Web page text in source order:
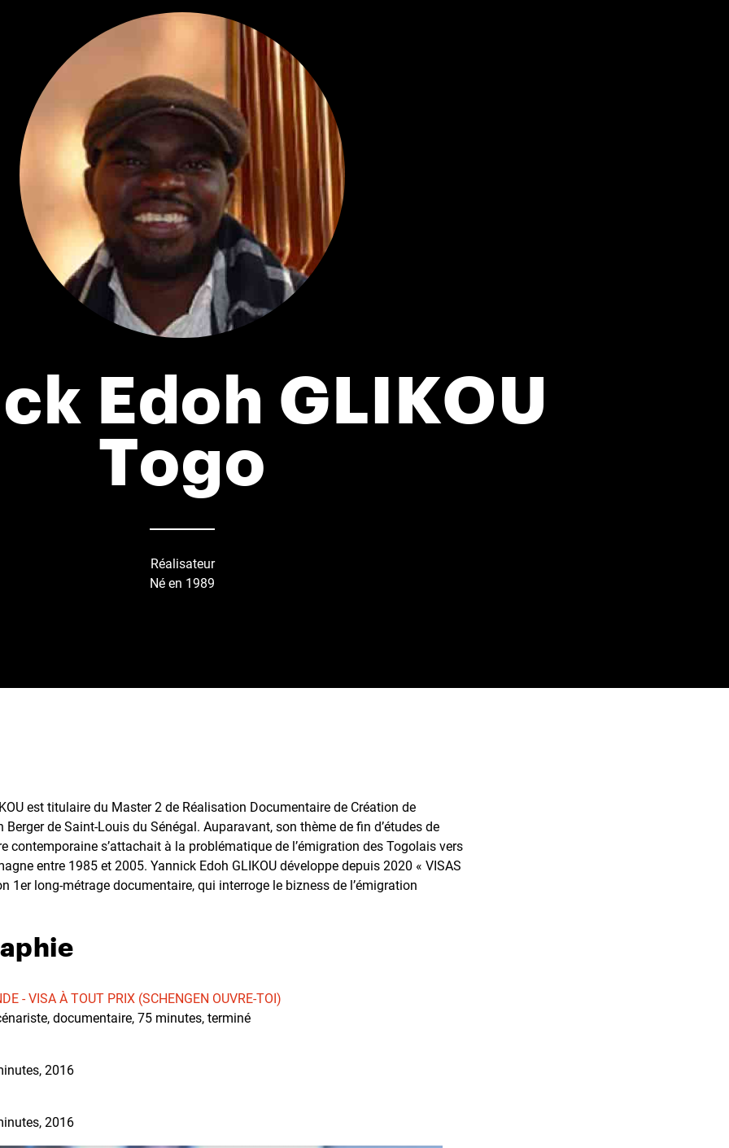
Edoh GLIKOU
Togo
Réalisateur
Né en 1989
est titulaire du Master 2 de Réalisation Documentaire de Création de
Berger de Saint-Louis du Sénégal. Auparavant, son thème de fin d’études de
contemporaine s’attachait à la problématique de l’émigration des Togolais vers
entre 1985 et 2005. Yannick Edoh GLIKOU développe depuis 2020 « VISAS
1er long-métrage documentaire, qui interroge le bizness de l’émigration
- VISA À TOUT PRIX (SCHENGEN OUVRE-TOI)
documentaire, 75 minutes, terminé
2016
2016